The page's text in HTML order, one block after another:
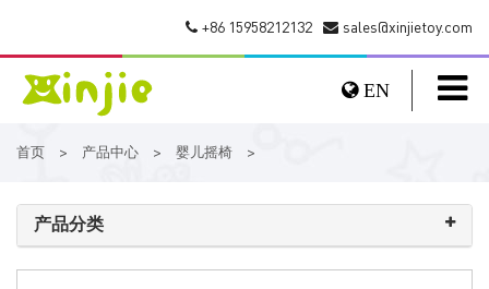
sales@xinjietoy.com
+86 15958212132
EN
首页 > 产品中心 > 婴儿摇椅 >
产品分类